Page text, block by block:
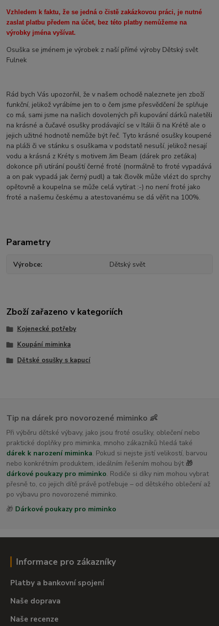
Vzhledem k faktu, že se jedná o čistě zakázkovou práci, je nutné
zaslat platbu předem na účet, bez této platby nemůžeme na
výrobky jména vyšívat.
Osuška se jménem je výrobek z naší přímé výroby Dětský svět
Fulnek
Rád bych Vás upozorňil, že v našem ochodě naleznete jen zboží
funkční, jelikož vyrábíme jen to o čem jsme přesvědčení že splňuje
co má, sami jsme na našich dovolených při kupování dárků naletěli
na krásné a čučavé osušky prodávající se v Itálii či na Krétě ale o
jejich užitné hodnotě nemůže být řeč. Tyto krásné osušky koupené
na pláži či ve stánku s osuškama v podstatě nesuší, jelikož nesají
vodu a krásná z Kréty s motivem Jim Beam (dárek pro zeťáka)
dokonce při utírání pouští černé froté (normálně to froté vypadává
a on pak vypadá jak černý pudl) a tak člověk může vlézt do sprchy
opětovně a koupelna se může celá vytírat :-) no není froté jako
froté a našemu českému a atestovanému se dá věřit na 100%.
Parametry
Výrobce Dětský svět
Zboží zařazeno v kategoriích
Kojenecké potřeby
Koupání miminka
Dětské osušky s kapucí
Tip na dárek pro novorozené miminko 👶
Při výběru dětské výbavy, jako jsou froté osušky, oblečení nebo
praktické doplňky pro miminka, mnoho zákazníků hledá také
dárek k narození miminka. Pokud si nejste jistí velikostí, barvou
nebo konkrétním produktem, ideálním řešením mohou být 🎁
dárkové poukazy pro miminko. Rodiče si díky nim mohou vybrat
přesně to, co jejich dítě právě potřebuje – od dětského oblečení až
po výbavu pro novorozené miminko.
🎁 Dárkové poukazy pro miminko
Informace pro zákazníky
Platby a bankovní spojení
Naše doprava
Naše recenze